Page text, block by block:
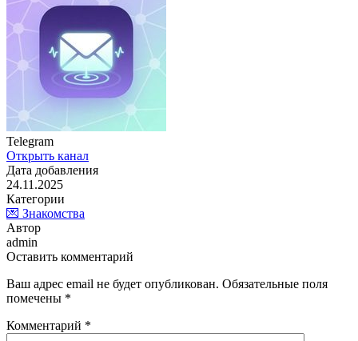
Telegram
Открыть канал
Дата добавления
24.11.2025
Категории
💌 Знакомства
Автор
admin
Оставить комментарий
Ваш адрес email не будет опубликован. Обязательные поля
помечены *
Комментарий *